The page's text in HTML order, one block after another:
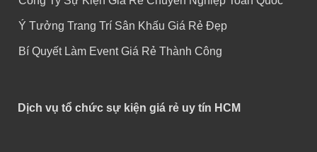
Ý Tưởng Trang Trí Sân Khấu Giá Rẻ Đẹp
Bí Quyết Làm Event Giá Rẻ Thành Công
Dịch vụ tổ chức sự kiện giá rẻ uy tín HCM